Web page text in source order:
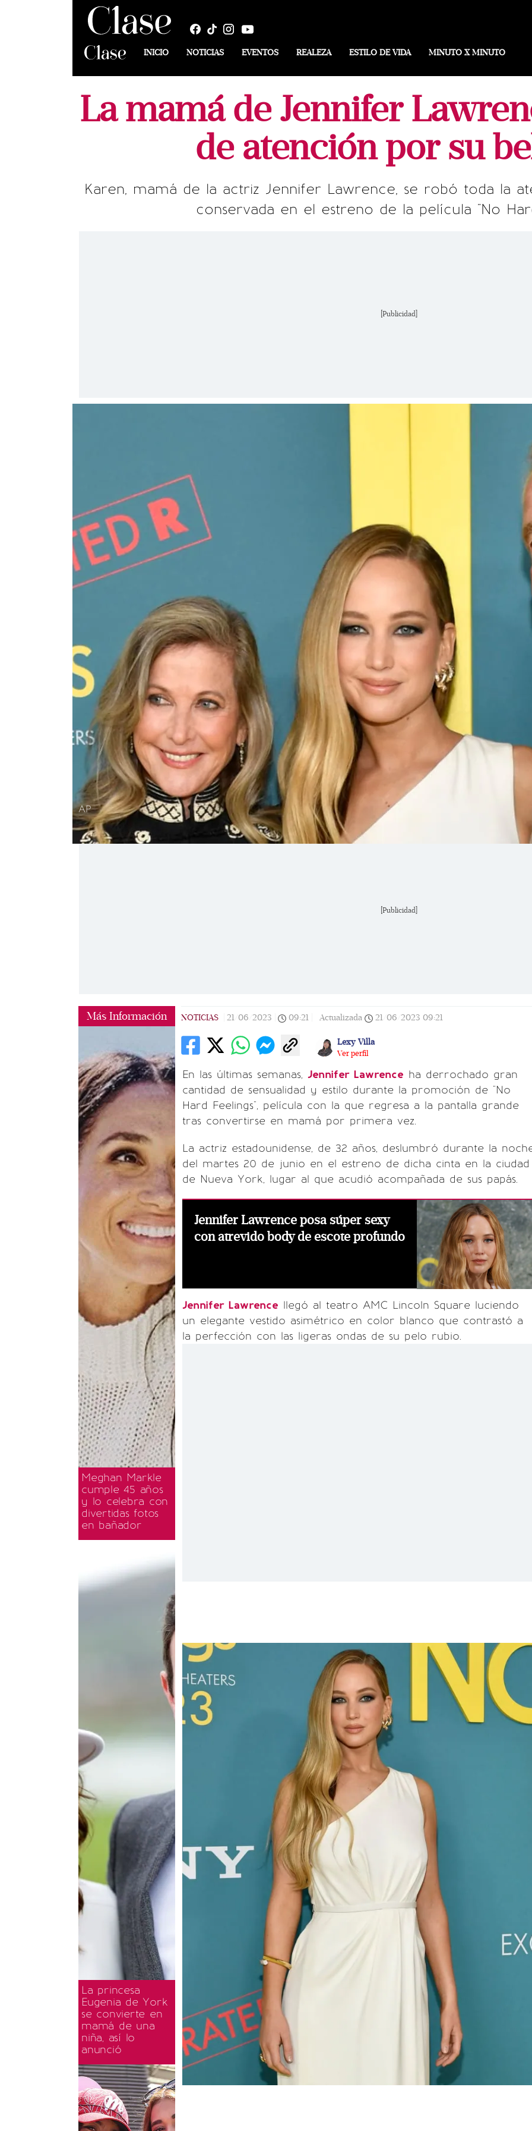
INICIO NOTICIAS EVENTOS REALEZA ESTILO DE VIDA MINUTO X MINUTO
La mamá de Jennifer
de atención por su
Karen, mamá de la actriz Jennifer Lawrence, se robó toda la
conservada en el estreno de la película "No
[Publicidad]
AP
[Publicidad]
Más Información
Meghan Markle
cumple 45 años
y lo celebra con
divertidas fotos
en bañador
La princesa
Eugenia de York
se convierte en
mamá de una
niña, así lo
anunció
NOTICIAS 21/06/2023 09:21 Actualizada 21/06/2023 09:21
Lexy Villa
Ver perfil
En las últimas semanas, Jennifer Lawrence ha derrochado gran
cantidad de sensualidad y estilo durante la promoción de "No
Hard Feelings", película con la que regresa a la pantalla grande
tras convertirse en mamá por primera vez.
La actriz estadounidense, de 32 años, deslumbró durante la
del martes 20 de junio en el estreno de dicha cinta en la ciudad
de Nueva York, lugar al que acudió acompañada de sus papás.
Jennifer Lawrence posa súper sexy
con atrevido body de escote profundo
Jennifer Lawrence llegó al teatro AMC Lincoln Square luciendo
un elegante vestido asimétrico en color blanco que contrastó a
la perfección con las ligeras ondas de su pelo rubio.